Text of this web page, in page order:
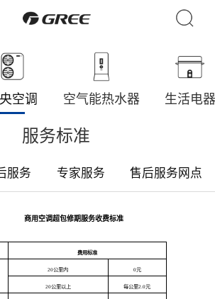
空调 空气能热水器 生活电
服务标准
服务 专家服务 售后服务网点
商用空调超包修期服务收费标准
费用标准
20公里内 0元
20公里以上 每公里2.0元